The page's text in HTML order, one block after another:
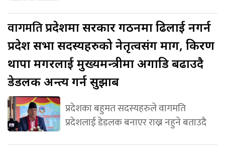
वागमतिप्रदेशमा सरकार गठनमा ढिलाई नगर्न
प्रदेश सभा सदस्यहरुको नेतृत्वसंग माग, किरण
थापा मगरलाई मुख्यमन्त्रीमा अगाडि बढाउदै
डेडलक अन्त्य गर्न सुझाब
प्रदेशका बहुमत सदस्यहरुले वागमति
प्रदेशलाई डेडलक बनाएर राख्न नहुने बताउदै